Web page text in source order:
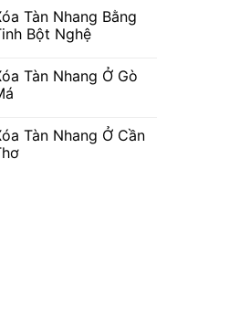
Tàn Nhang Bằng
Bột Nghệ
Tàn Nhang Ở Gò
Tàn Nhang Ở Cần